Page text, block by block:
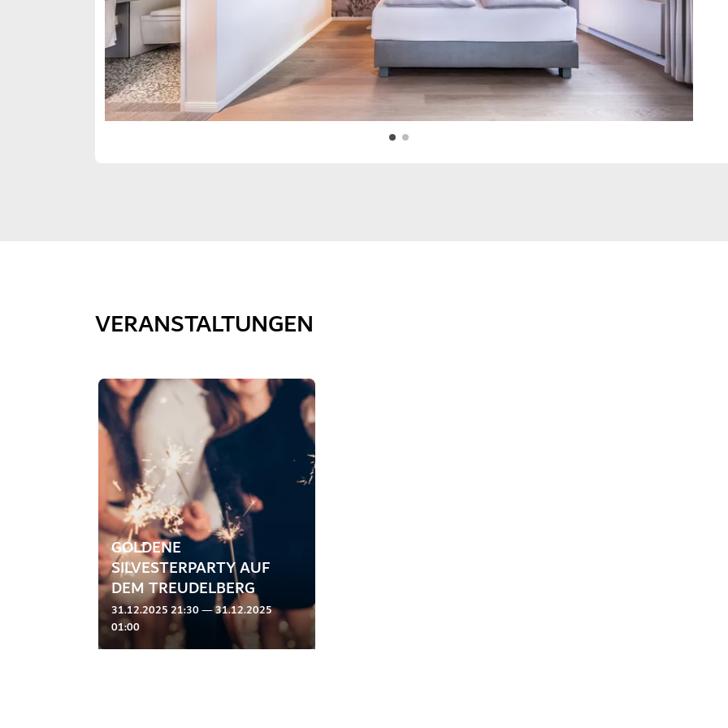
VERANSTALTUNGEN
Dia 1 von 1
GOLDENE
SILVESTERPARTY AUF
DEM TREUDELBERG
31.12.2025 21:30 — 31.12.2025
01:00